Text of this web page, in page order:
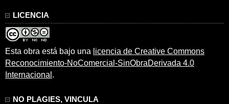
LICENCIA
Esta obra está bajo una licencia de Creative Commons
Reconocimiento-NoComercial-SinObraDerivada 4.0
Internacional .
NO PLAGIES, VINCULA